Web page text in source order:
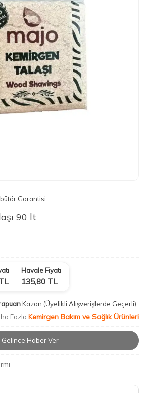
Garantisi
90 lt
Havale Fiyatı
135,80 TL
Kazan (Üyelikli Alışverişlerde Geçerli)
Fazla Kemirgen Bakım ve Sağlık Ürünleri
Gelince Haber Ver